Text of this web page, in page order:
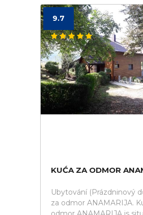
9.7
KUĆA ZA ODMOR
Ubytování (Prázdninový
za odmor ANAMARIJA.